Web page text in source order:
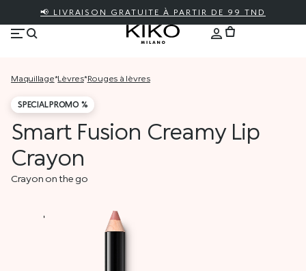
📢 LIVRAISON GRATUITE À PARTIR DE 99 TND
maquillage* lèvres* rouges à lèvres
SPECIAL PROMO %
Smart Fusion Creamy Lip
Crayon
Crayon on the go